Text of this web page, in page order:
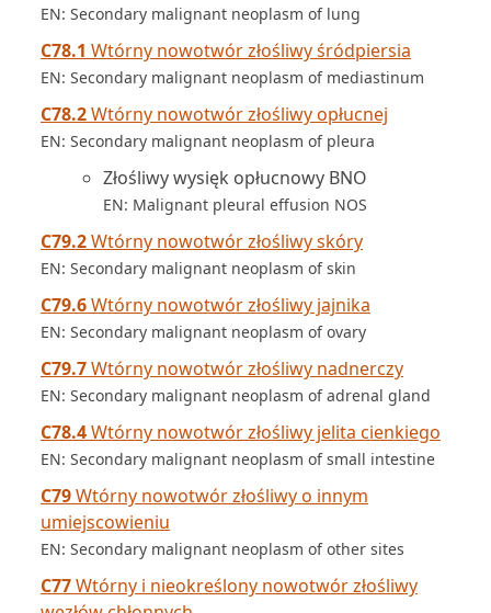
EN: Secondary malignant neoplasm of lung
C78.1 Wtórny nowotwór złośliwy śródpiersia
EN: Secondary malignant neoplasm of mediastinum
C78.2Wtórny nowotwór złośliwy opłucnej
EN: Secondary malignant neoplasm of pleura
Złośliwy wysięk opłucnowy BNO
EN: Malignant pleural effusion NOS
C79.2Wtórny nowotwór złośliwy skóry
EN: Secondary malignant neoplasm of skin
C79.6Wtórny nowotwór złośliwy jajnika
EN: Secondary malignant neoplasm of ovary
C79.7Wtórny nowotwór złośliwy nadnerczy
EN: Secondary malignant neoplasm of adrenal gland
C78.4Wtórny nowotwór złośliwy jelita cienkiego
EN: Secondary malignant neoplasm of small intestine
C79Wtórny nowotwór złośliwy o innym
umiejscowieniu
EN: Secondary malignant neoplasm of other sites
C77Wtórny i nieokreślony nowotwór złośliwy